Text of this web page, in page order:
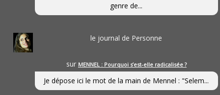
genre de...
le journal de Personne
sur MENNEL : Pourquoi s’est-elle radicalisée ?
Je dépose ici le mot de la main de Mennel : "Selem...